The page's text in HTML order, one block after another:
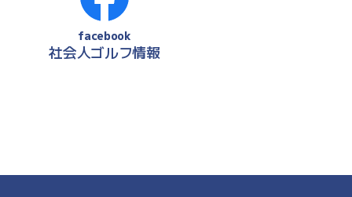
facebook
社会人ゴルフ情報